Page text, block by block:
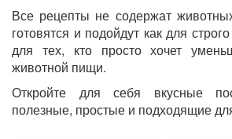
Все рецепты не содержат
готовятся и подойдут как для
для тех, кто просто хочет
животной пищи.
Откройте для себя вкусные
полезные, простые и подходящие